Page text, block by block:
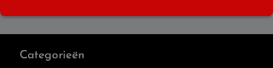
Categorieën